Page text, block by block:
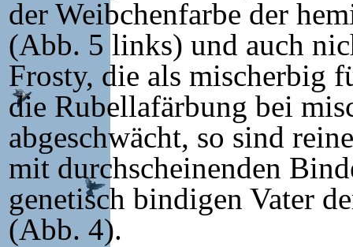
der Weibchenfarbe der
(Abb. 5 links) und auch
Frosty, die als mischerbig
die Rubellafärbung bei
abgeschwächt, so sind
mit durchscheinenden
genetisch bindigen Vater
(Abb. 4).